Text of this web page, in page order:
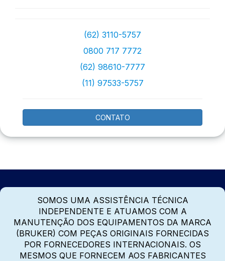
(62) 3110-5757
0800 717 7772
(62) 98610-7777
(11) 97533-5757
CONTATO
SOMOS UMA ASSISTÊNCIA TÉCNICA
INDEPENDENTE E ATUAMOS COM A
MANUTENÇÃO DOS EQUIPAMENTOS DA MARCA
(BRUKER) COM PEÇAS ORIGINAIS FORNECIDAS
POR FORNECEDORES INTERNACIONAIS. OS
MESMOS QUE FORNECEM AOS FABRICANTES